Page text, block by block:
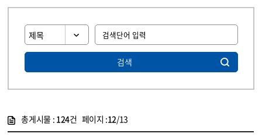
검색
총게시물 : 124건 페이지 :12/13